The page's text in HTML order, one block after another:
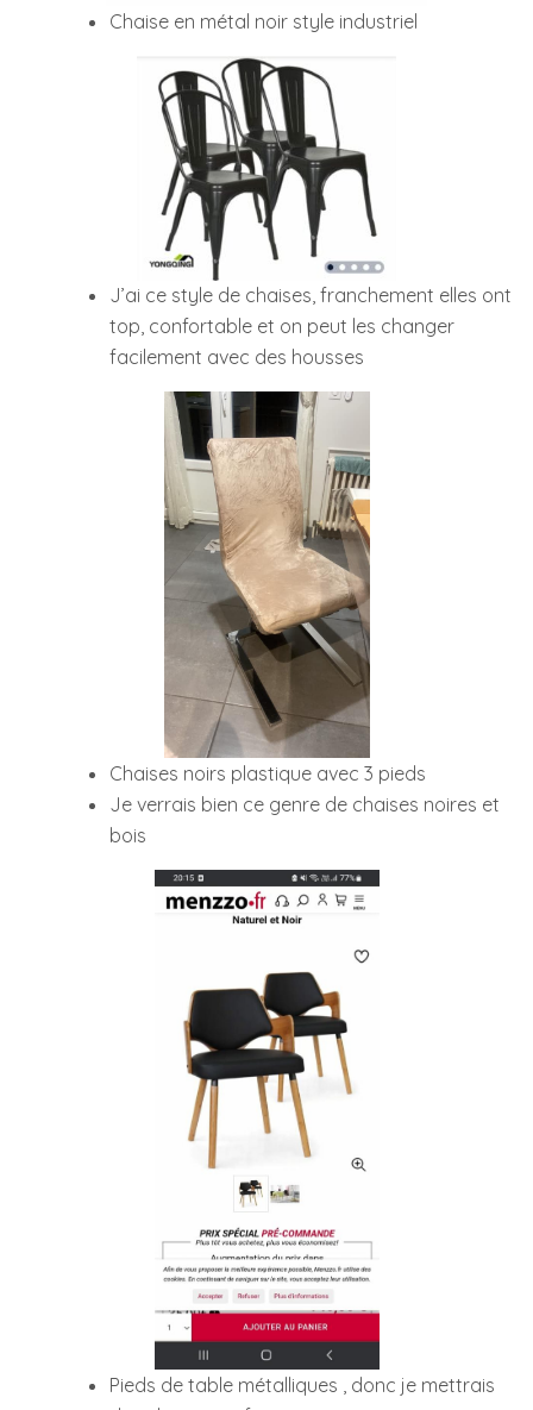
Chaise en métal noir style industriel
J’ai ce style de chaises, franchement elles ont
top, confortable et on peut les changer
facilement avec des housses
Chaises noirs plastique avec 3 pieds
Je verrais bien ce genre de chaises noires et
bois
Pieds de table métalliques , donc je mettrais